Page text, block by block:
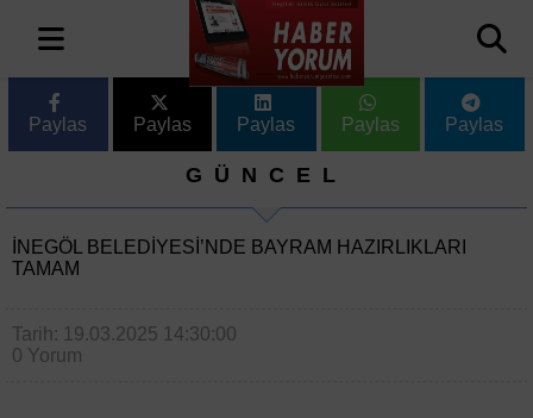
Paylas Paylas Paylas Paylas Paylas
GÜNCEL
İNEGÖL BELEDIYESI’NDE BAYRAM HAZIRLIKLARI
TAMAM
Tarih: 19.03.2025 14:30:00
0 Yorum